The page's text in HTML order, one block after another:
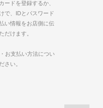
ードを登録するか、
で、IDとパスワード
い情報をお店側に伝
だけます。
お支払い方法につい
さい。